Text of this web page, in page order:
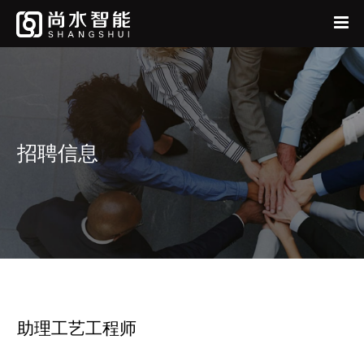
新闻中心
人才招聘
股票信息
企业公告
招聘信息
助理工艺工程师